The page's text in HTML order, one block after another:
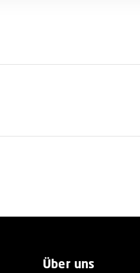
Über uns